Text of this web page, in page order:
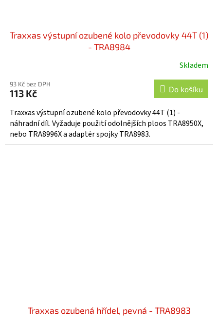
Traxxas výstupní ozubené kolo převodovky 44T (1)
- TRA8984
Skladem
93 Kč bez DPH
113 Kč Do košíku
Traxxas výstupní ozubené kolo převodovky 44T (1) -
náhradní díl. Vyžaduje použití odolnějších ploos TRA8950X,
nebo TRA8996X a adaptér spojky TRA8983.
Traxxas ozubená hřídel, pevná - TRA8983